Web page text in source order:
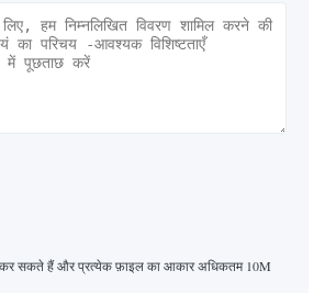
सकते हैं और प्रत्येक फ़ाइल का आकार अधिकतम 10M